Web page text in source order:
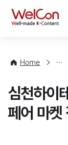
WelCon
Home
향
계
심천하이
페어 마켓